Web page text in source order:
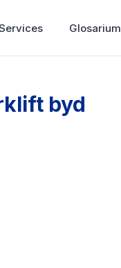
Glosarium
byd